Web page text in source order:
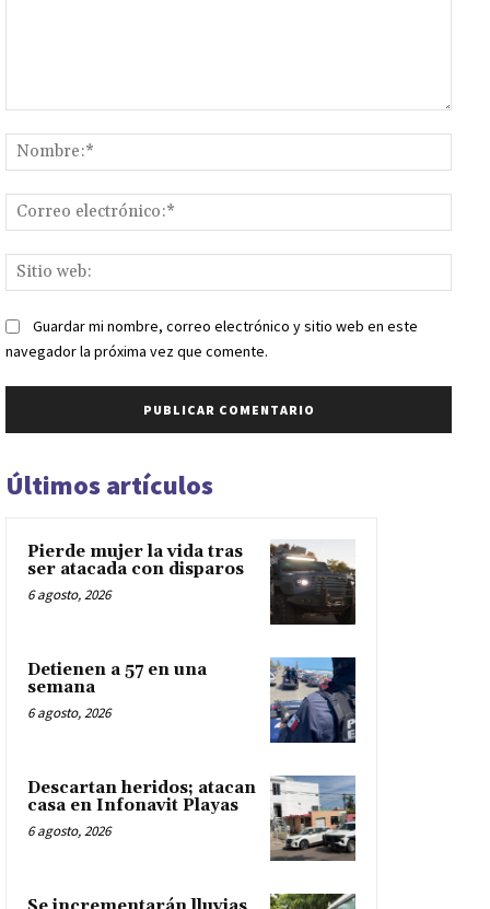
web:
Guardar mi nombre, correo electrónico y sitio web en este
navegador la próxima vez que comente.
Últimos artículos
Pierde mujer la vida tras
ser atacada con disparos
6 agosto, 2026
Detienen a 57 en una
semana
6 agosto, 2026
Descartan heridos; atacan
casa en Infonavit Playas
6 agosto, 2026